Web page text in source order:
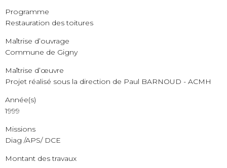
Programme
Restauration des toitures
Maîtrise d’ouvrage
Commune de Gigny
Maîtrise d’œuvre
Projet réalisé sous la direction de Paul BARNOUD - ACMH
Année(s)
1999
Missions
Diag /APS/ DCE
Montant des travaux